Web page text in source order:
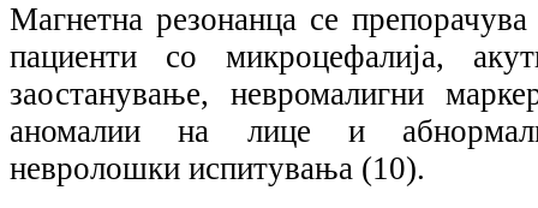
Магнетна резонанца се препорачува
пациенти со микроцефалија,
заостанување, невромалигни
аномалии на лице и
невролошки испитувања (10).